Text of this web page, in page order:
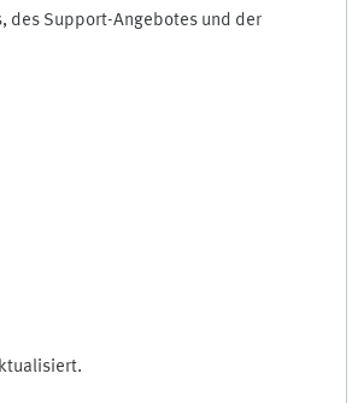
des Support-Angebotes und der